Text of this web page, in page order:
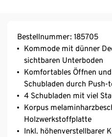
Bestellnummer: 185705
Kommode mit dünner
sichtbaren Unterboden
Komfortables Öffnen
Schubladen durch
4 Schubladen mit viel
Korpus
Holzwerkstoffplatte
Inkl. höhenverstellbarer